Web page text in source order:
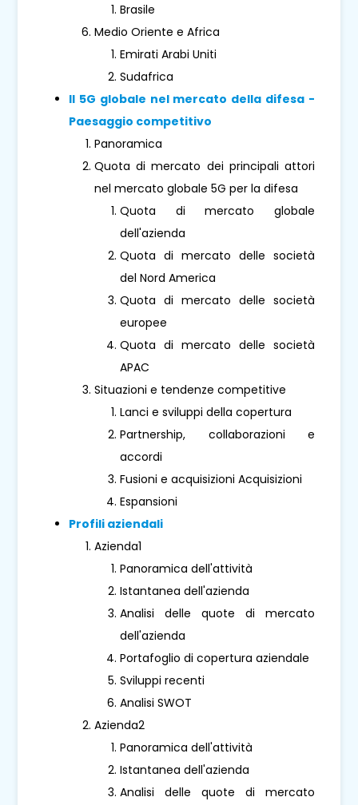
Brasile
Medio Oriente e Africa
Emirati Arabi Uniti
Sudafrica
Il 5G globale nel mercato della difesa -
Paesaggio competitivo
Panoramica
Quota di mercato dei principali attori
nel mercato globale 5G per la difesa
Quota di mercato globale
dell'azienda
Quota di mercato delle società
del Nord America
Quota di mercato delle società
europee
Quota di mercato delle società
APAC
Situazioni e tendenze competitive
Lanci e sviluppi della copertura
Partnership, collaborazioni e
accordi
Fusioni e acquisizioni Acquisizioni
Espansioni
Profili aziendali
Azienda1
Panoramica dell'attività
Istantanea dell'azienda
Analisi delle quote di mercato
dell'azienda
Portafoglio di copertura aziendale
Sviluppi recenti
Analisi SWOT
Azienda2
Panoramica dell'attività
Istantanea dell'azienda
Analisi delle quote di mercato